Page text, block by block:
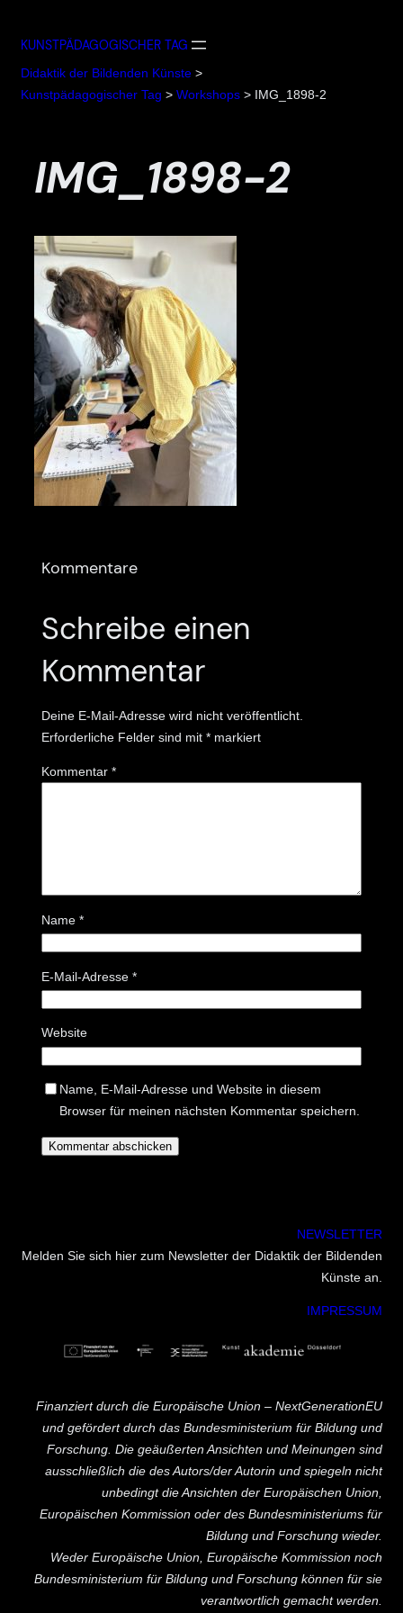
Inhalt
KUNSTPÄDAGOGISCHER TAG
Didaktik der Bildenden Künste >
Kunstpädagogischer Tag > Workshops > IMG_1898-2
IMG_1898-2
Kommentare
Schreibe einen
Kommentar
Deine E-Mail-Adresse wird nicht veröffentlicht.
Erforderliche Felder sind mit * markiert
Kommentar *
Name *
E-Mail-Adresse *
Website
Name, E-Mail-Adresse und Website in diesem
Browser für meinen nächsten Kommentar speichern.
NEWSLETTER
Melden Sie sich hier zum Newsletter der Didaktik der Bildenden
Künste an.
IMPRESSUM
Finanziert durch die Europäische Union – NextGenerationEU
und gefördert durch das Bundesministerium für Bildung und
Forschung. Die geäußerten Ansichten und Meinungen sind
ausschließlich die des Autors/der Autorin und spiegeln nicht
unbedingt die Ansichten der Europäischen Union,
Europäischen Kommission oder des Bundesministeriums für
Bildung und Forschung wieder.
Weder Europäische Union, Europäische Kommission noch
Bundesministerium für Bildung und Forschung können für sie
verantwortlich gemacht werden.